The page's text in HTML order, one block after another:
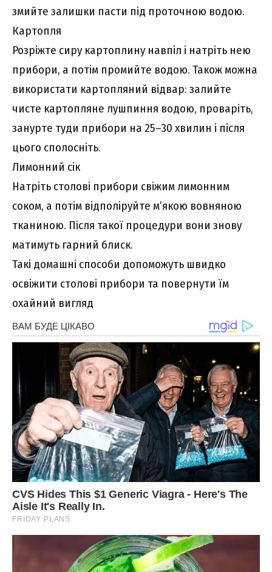
змийте залишки пасти під проточною водою.
Картопля
Розріжте сиру картоплину навпіл і натріть нею
прибори, а потім промийте водою. Також можна
використати картопляний відвар: залийте
чисте картопляне лушпиння водою, проваріть,
занурте туди прибори на 25–30 хвилин і після
цього сполосніть.
Лимонний сік
Натріть столові прибори свіжим лимонним
соком, а потім відполіруйте м’якою вовняною
тканиною. Після такої процедури вони знову
матимуть гарний блиск.
Такі домашні способи допоможуть швидко
освіжити столові прибори та повернути їм
охайний вигляд